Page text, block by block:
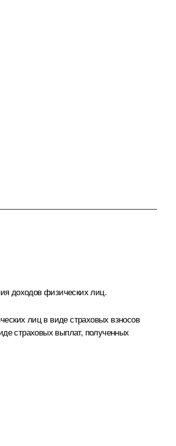
доходов физических лиц.
лиц в виде страховых взносов
страховых выплат, полученных